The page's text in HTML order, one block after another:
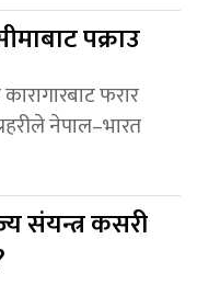
पक्राउ
फरार
नेपाल–भारत
संयन्त्र कसरी